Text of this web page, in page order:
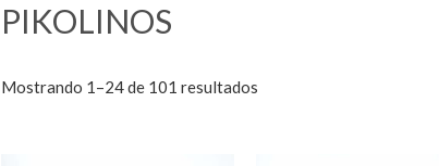
PIKOLINOS
Mostrando 1–24 de 101 resultados